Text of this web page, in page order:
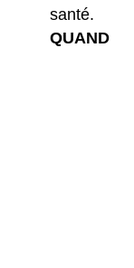
santé.
QUAND